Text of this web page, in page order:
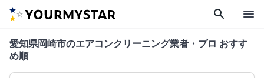
search menu
愛知県岡崎市のエアコンクリーニング業者・プロ おすす
め順